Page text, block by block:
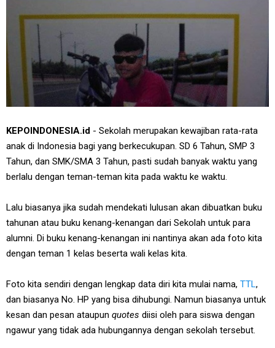
KEPOINDONESIA.id - Sekolah merupakan kewajiban rata-rata
anak di Indonesia bagi yang berkecukupan. SD 6 Tahun, SMP 3
Tahun, dan SMK/SMA 3 Tahun, pasti sudah banyak waktu yang
berlalu dengan teman-teman kita pada waktu ke waktu.
Lalu biasanya jika sudah mendekati lulusan akan dibuatkan buku
tahunan atau buku kenang-kenangan dari Sekolah untuk para
alumni. Di buku kenang-kenangan ini nantinya akan ada foto kita
dengan teman 1 kelas beserta wali kelas kita.
Foto kita sendiri dengan lengkap data diri kita mulai nama, TTL,
dan biasanya No. HP yang bisa dihubungi. Namun biasanya untuk
kesan dan pesan ataupun quotes diisi oleh para siswa dengan
ngawur yang tidak ada hubungannya dengan sekolah tersebut.